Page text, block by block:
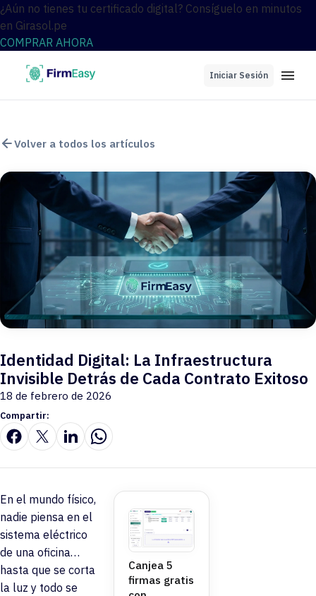
¿Aún no tienes tu certificado digital? Consíguelo en minutos
en Girasol.pe
COMPRAR AHORA
Iniciar Sesión
Volver a todos los artículos
Identidad Digital: La Infraestructura
Invisible Detrás de Cada Contrato Exitoso
18 de febrero de 2026
Compartir:
En el mundo físico,
nadie piensa en el
sistema eléctrico
de una oficina…
hasta que se corta
la luz y todo se
Canjea 5
firmas gratis